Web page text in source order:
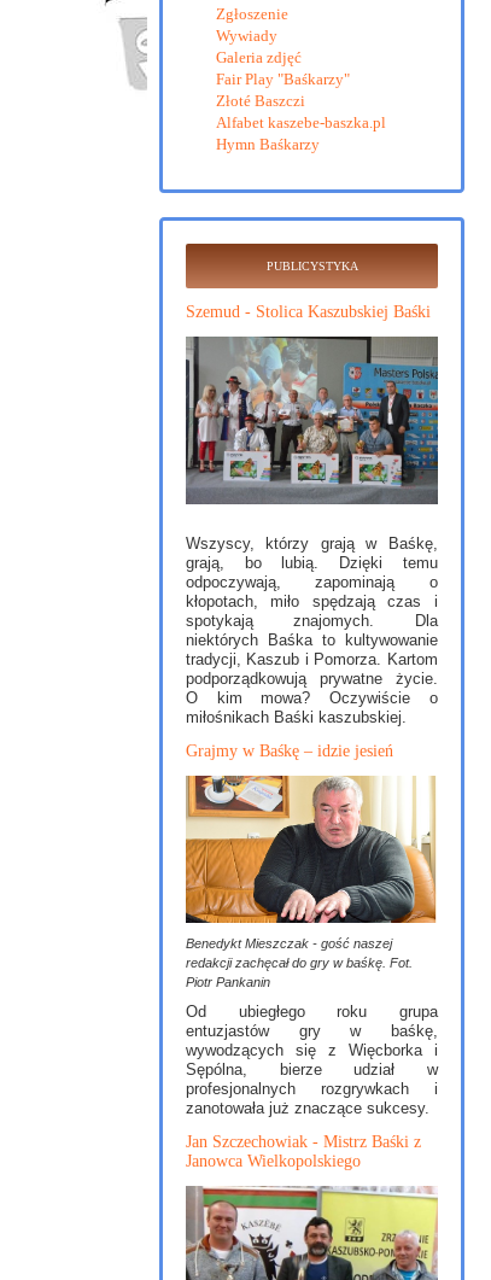
Zgłoszenie
Wywiady
Galeria zdjęć
Fair Play "Baśkarzy"
Złoté Baszczi
Alfabet kaszebe-baszka.pl
Hymn Baśkarzy
PUBLICYSTYKA
Szemud - Stolica Kaszubskiej Baśki
Wszyscy, którzy grają w Baśkę,
grają, bo lubią. Dzięki temu
odpoczywają, zapominają o
kłopotach, miło spędzają czas i
spotykają znajomych. Dla
niektórych Baśka to kultywowanie
tradycji, Kaszub i Pomorza. Kartom
podporządkowują prywatne życie.
O kim mowa? Oczywiście o
miłośnikach Baśki kaszubskiej.
Grajmy w Baśkę – idzie jesień
Benedykt Mieszczak - gość naszej
redakcji zachęcał do gry w baśkę. Fot.
Piotr Pankanin
Od ubiegłego roku grupa
entuzjastów gry w baśkę,
wywodzących się z Więcborka i
Sępólna, bierze udział w
profesjonalnych rozgrywkach i
zanotowała już znaczące sukcesy.
Jan Szczechowiak - Mistrz Baśki z
Janowca Wielkopolskiego